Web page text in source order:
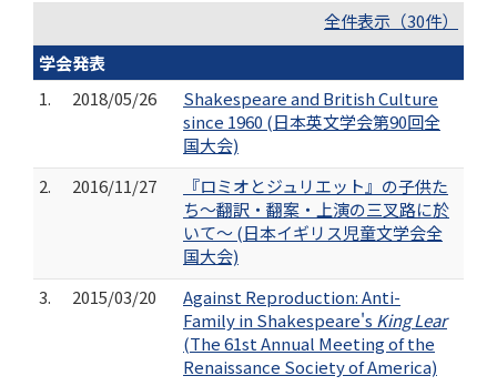
全件表示（30件）
学会発表
1.
2018/05/26
Shakespeare and British Culture
since 1960 (日本英文学会第90回全
国大会)
2.
2016/11/27
『ロミオとジュリエット』の子供た
ち～翻訳・翻案・上演の三叉路に於
いて～ (日本イギリス児童文学会全
国大会)
3.
2015/03/20
Against Reproduction: Anti-
Family in Shakespeare's King Lear
(The 61st Annual Meeting of the
Renaissance Society of America)